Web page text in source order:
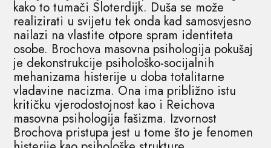
kako to tumači Sloterdijk. Duša se može
realizirati u svijetu tek onda kad samosvjesno
nailazi na vlastite otpore spram identiteta
osobe. Brochova masovna psihologija pokušaj
je dekonstrukcije psihološko-socijalnih
mehanizama histerije u doba totalitarne
vladavine nacizma. Ona ima približno istu
kritičku vjerodostojnost kao i Reichova
masovna psihologija fašizma. Izvornost
Brochova pristupa jest u tome što je fenomen